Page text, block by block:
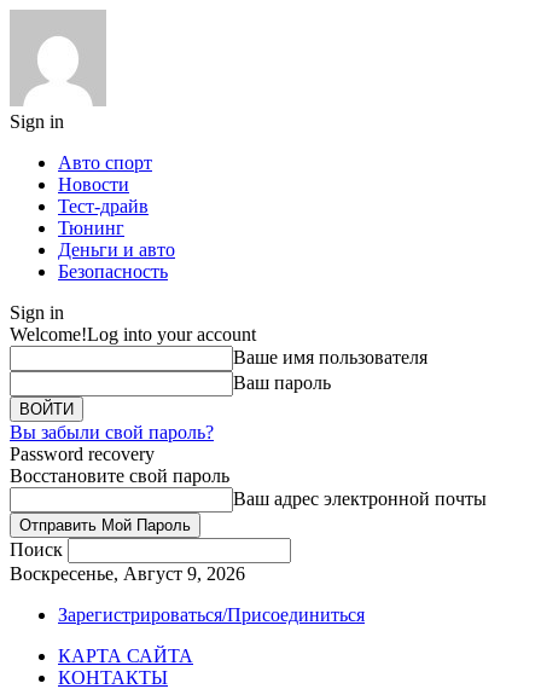
Sign in
Авто спорт
Новости
Тест-драйв
Тюнинг
Деньги и авто
Безопасность
Sign in
Welcome!Log into your account
Ваше имя пользователя
Ваш пароль
Вы забыли свой пароль?
Password recovery
Восстановите свой пароль
Ваш адрес электронной почты
Поиск
Воскресенье, Август 9, 2026
Зарегистрироваться/Присоединиться
КАРТА САЙТА
КОНТАКТЫ